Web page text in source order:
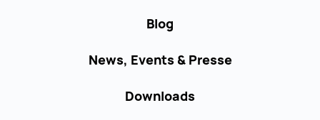
Blog
News, Events & Presse
Downloads